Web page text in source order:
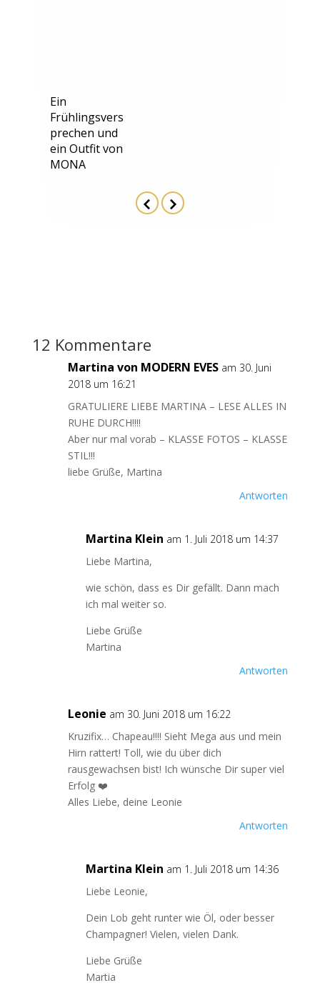
Ein
Frühlingsvers
prechen und
ein Outfit von
MONA
12 Kommentare
Martina von MODERN EVES am 30. Juni
2018 um 16:21
GRATULIERE LIEBE MARTINA – LESE ALLES IN
RUHE DURCH!!!!
Aber nur mal vorab – KLASSE FOTOS – KLASSE
STIL!!!
liebe Grüße, Martina
Antworten
Martina Klein am 1. Juli 2018 um 14:37
Liebe Martina,
wie schön, dass es Dir gefällt. Dann mach
ich mal weiter so.
Liebe Grüße
Martina
Antworten
Leonie am 30. Juni 2018 um 16:22
Kruzifix… Chapeau!!!! Sieht Mega aus und mein
Hirn rattert! Toll, wie du über dich
rausgewachsen bist! Ich wünsche Dir super viel
Erfolg ❤️
Alles Liebe, deine Leonie
Antworten
Martina Klein am 1. Juli 2018 um 14:36
Liebe Leonie,
Dein Lob geht runter wie Öl, oder besser
Champagner! Vielen, vielen Dank.
Liebe Grüße
Martia